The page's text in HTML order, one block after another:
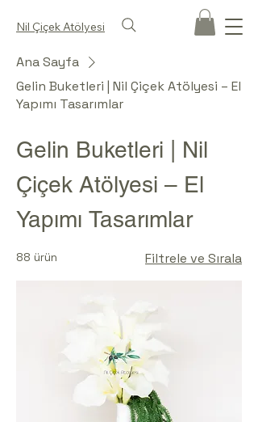
Nil Çiçek Atölyesi
Ana Sayfa
Gelin Buketleri | Nil Çiçek Atölyesi – El
Yapımı Tasarımlar
Gelin Buketleri | Nil
Çiçek Atölyesi – El
Yapımı Tasarımlar
88 ürün Filtrele ve Sırala